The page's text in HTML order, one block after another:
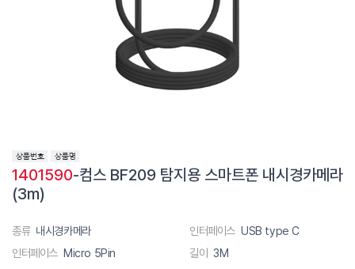
1401590-컴스 BF209 탐지용 스마트폰 내시경카메라
(3m)
종류 내시경카메라 인터페이스 USB type C
인터페이스 Micro 5Pin 길이 3M